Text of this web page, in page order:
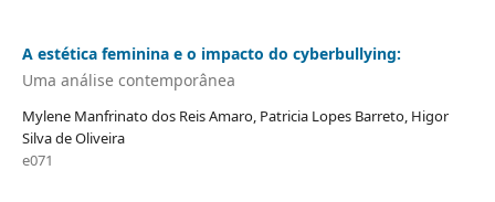
A estética feminina e o impacto do cyberbullying:
Uma análise contemporânea
Mylene Manfrinato dos Reis Amaro, Patricia Lopes Barreto, Higor
Silva de Oliveira
e071